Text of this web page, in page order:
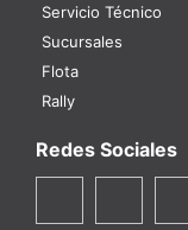
Servicio Técnico
Sucursales
Flota
Rally
Redes Sociales